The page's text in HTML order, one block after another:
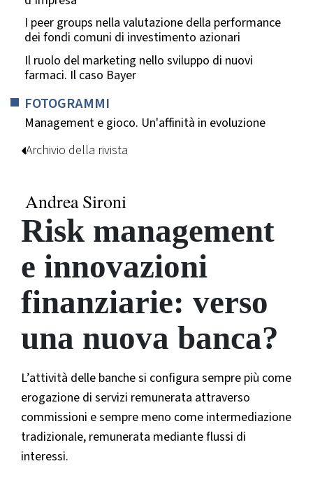
I peer groups nella valutazione della performance
dei fondi comuni di investimento azionari
Il ruolo del marketing nello sviluppo di nuovi
farmaci. Il caso Bayer
FOTOGRAMMI
Management e gioco. Un'affinità in evoluzione
Archivio della rivista
Andrea Sironi
Risk management
e innovazioni
finanziarie: verso
una nuova banca?
L’attività delle banche si configura sempre più come
erogazione di servizi remunerata attraverso
commissioni e sempre meno come intermediazione
tradizionale, remunerata mediante flussi di
interessi.